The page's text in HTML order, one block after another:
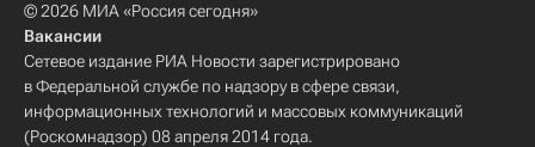
© 2026 МИА «Россия сегодня»
Вакансии
Сетевое издание РИА Новости зарегистрировано
в Федеральной службе по надзору в сфере связи,
информационных технологий и массовых коммуникаций
(Роскомнадзор) 08 апреля 2014 года.